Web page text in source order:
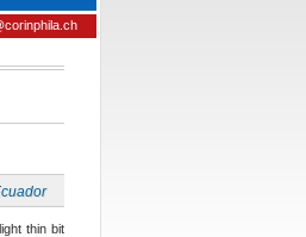
thin bit